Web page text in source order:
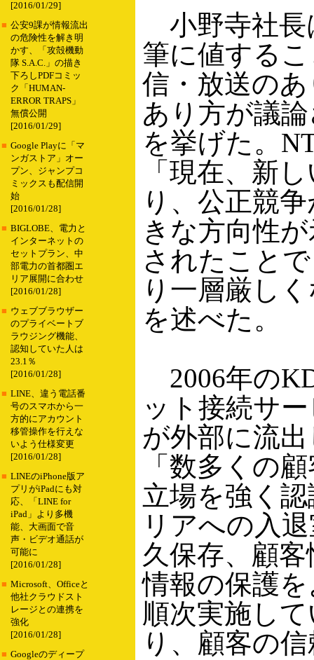
[2016/01/29]
■ 公安9課が情報流出
の危険性を解き明
かす、「攻殻機動
隊 S.A.C.」の描き
下ろしPDFコミッ
ク「HUMAN-
ERROR TRAPS」
無償公開
[2016/01/29]
■ Google Playに「マ
ンガストア」オー
プン、ジャンプコ
ミックスも配信開
始
[2016/01/28]
■ BIGLOBE、電力と
インターネットの
セットプラン、中
部電力の首都圏エ
リア展開に合わせ
[2016/01/28]
■ ウェブブラウザー
のプライベートブ
ラウジング機能、
認知していた人は
23.1％
[2016/01/28]
■ LINE、違う電話番
号のスマホから一
方的にアカウント
移管操作を行えな
いよう仕様変更
[2016/01/28]
■ LINEのiPhone版ア
プリがiPadにも対
応、「LINE for
iPad」より多機
能、大画面で音
声・ビデオ通話が
可能に
[2016/01/28]
■ Microsoft、Officeと
他社クラウドスト
レージとの連携を
強化
[2016/01/28]
■ Googleのディープ
小野寺社長
筆に値する
信・放送の
あり方が議
を挙げた。
「現在、新
り、公正競
きな方向性
されたこと
り一層厳し
を述べた。
2006年の
ット接続サ
が外部に流
「数多くの
立場を強く
リアへの入
久保存、顧
情報の保護
順次実施し
り、顧客の